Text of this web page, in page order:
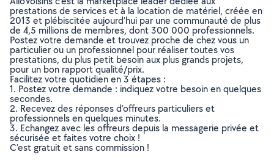
prestations de services et à la location de matériel, créée en
2013 et plébiscitée aujourd’hui par une communauté de plus
de 4,5 millions de membres, dont 300 000 professionnels.
Postez votre demande et trouvez proche de chez vous un
particulier ou un professionnel pour réaliser toutes vos
prestations, du plus petit besoin aux plus grands projets,
pour un bon rapport qualité/prix.
Facilitez votre quotidien en 3 étapes :
1. Postez votre demande : indiquez votre besoin en quelques
secondes.
2. Recevez des réponses d’offreurs particuliers et
professionnels en quelques minutes.
3. Echangez avec les offreurs depuis la messagerie privée et
sécurisée et faites votre choix !
C’est gratuit et sans commission !